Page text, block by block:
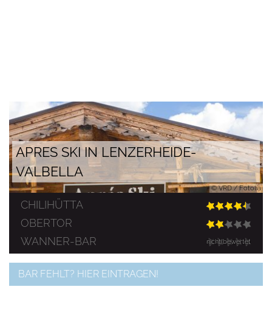
© VRD / Fotolia
APRES SKI IN LENZERHEIDE-
VALBELLA
CHILIHÜTTA
OBERTOR
nicht bewertet
WANNER-BAR
BAR FEHLT? HIER EINTRAGEN!